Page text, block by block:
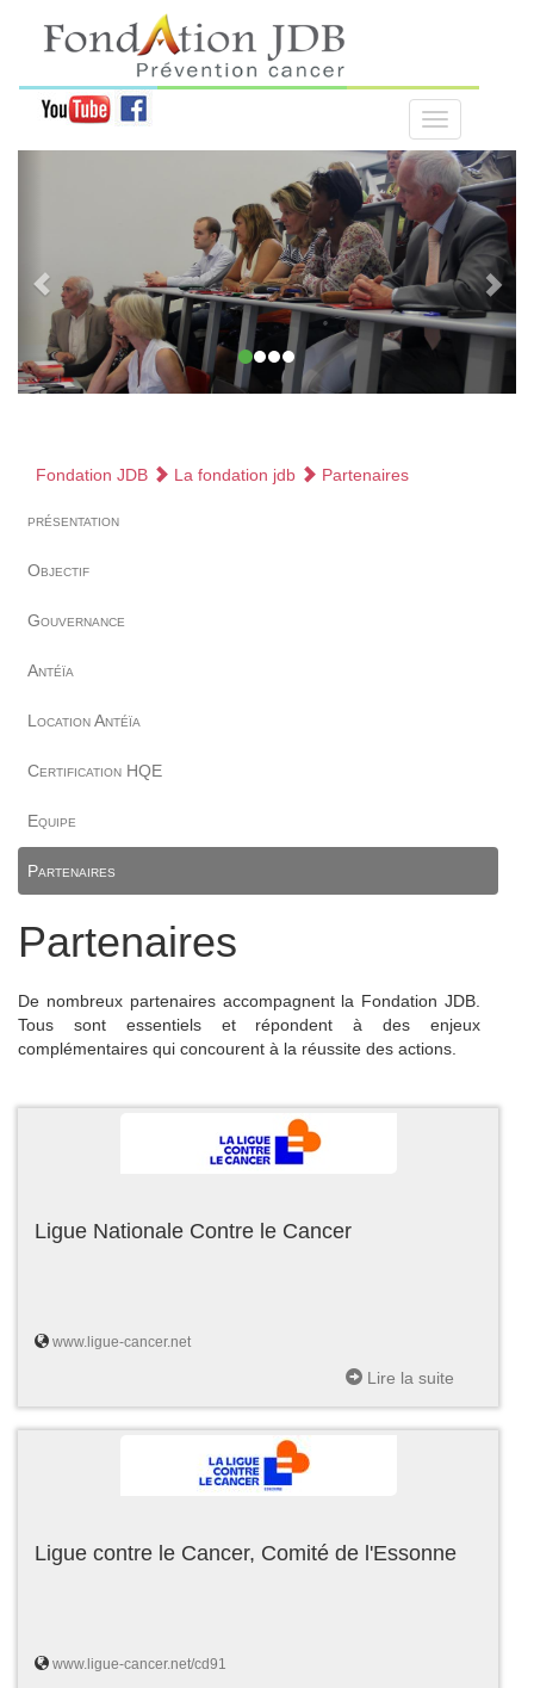
Fondation JDB La fondation jdb Partenaires
présentation
Objectif
Gouvernance
Antéïa
Location Antéïa
Certification HQE
Equipe
Partenaires
Partenaires
De nombreux partenaires accompagnent la Fondation JDB.
Tous sont essentiels et répondent à des enjeux
complémentaires qui concourent à la réussite des actions.
Ligue Nationale Contre le Cancer
www.ligue-cancer.net
Lire la suite
Ligue contre le Cancer, Comité de l'Essonne
www.ligue-cancer.net/cd91